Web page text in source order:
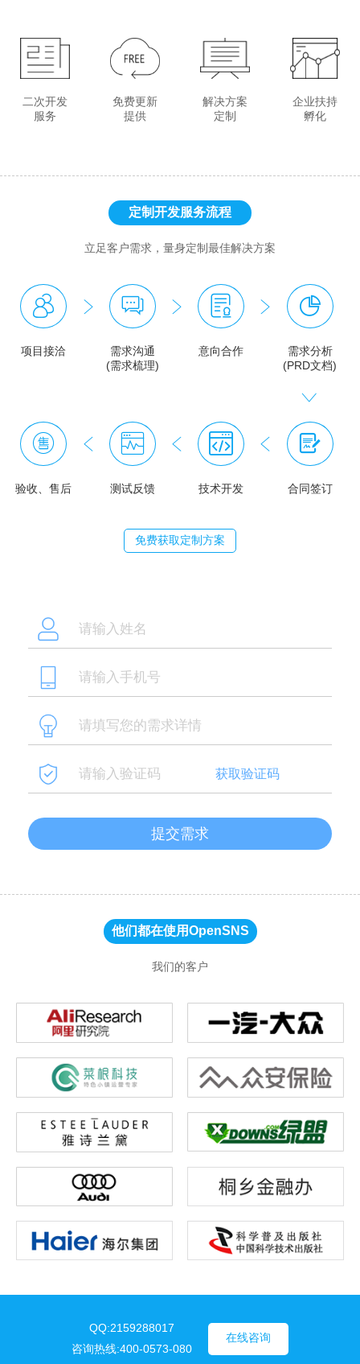
二次开发
服务
免费更新
提供
解决方案
定制
企业扶持
孵化
定制开发服务流程
立足客户需求，量身定制最佳解决方案
项目接洽
需求沟通
(需求梳理)
意向合作
需求分析
(PRD文档)
验收、售后 测试反馈 技术开发 合同签订
免费获取定制方案
获取验证码
提交需求
他们都在使用OpenSNS
我们的客户
QQ:2159288017
咨询热线:400-0573-080
在线咨询